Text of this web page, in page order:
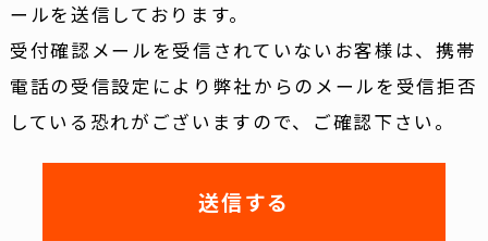
ールを送信しております。
受付確認メールを受信されていないお客様は、携帯
電話の受信設定により弊社からのメールを受信拒否
している恐れがございますので、ご確認下さい。